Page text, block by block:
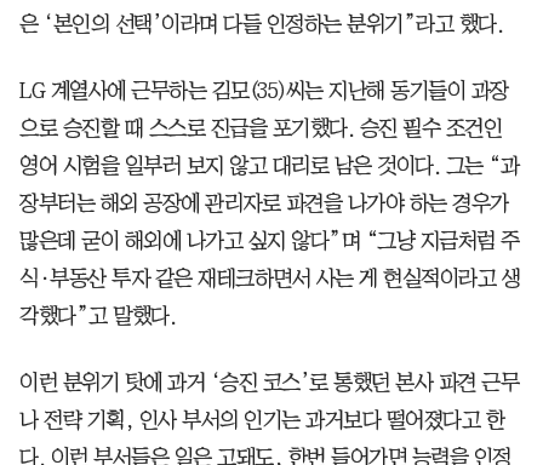
은 ‘본인의 선택’이라며 다들 인정하는 분위기”라고 했다.
LG 계열사에 근무하는 김모(35)씨는 지난해 동기들이 과장
으로 승진할 때 스스로 진급을 포기했다. 승진 필수 조건인
영어 시험을 일부러 보지 않고 대리로 남은 것이다. 그는 “과
장부터는 해외 공장에 관리자로 파견을 나가야 하는 경우가
많은데 굳이 해외에 나가고 싶지 않다”며 “그냥 지금처럼 주
식·부동산 투자 같은 재테크하면서 사는 게 현실적이라고 생
각했다”고 말했다.
이런 분위기 탓에 과거 ‘승진 코스’로 통했던 본사 파견 근무
나 전략 기획, 인사 부서의 인기는 과거보다 떨어졌다고 한
다. 이런 부서들은 일은 고돼도, 한번 들어가면 능력을 인정